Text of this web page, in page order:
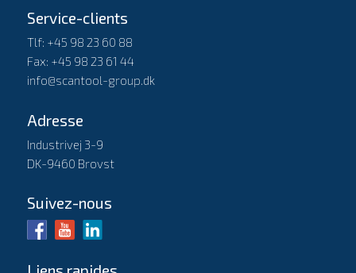
Service-clients
Tlf: +45 98 23 60 88
Fax: +45 98 23 61 44
info@scantool-group.dk
Adresse
Industrivej 3-9
DK-9460 Brovst
Suivez-nous